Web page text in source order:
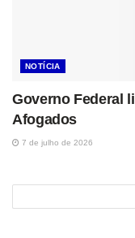
NOTÍCIA
Governo Federal
Afogados
7 de julho de 2026